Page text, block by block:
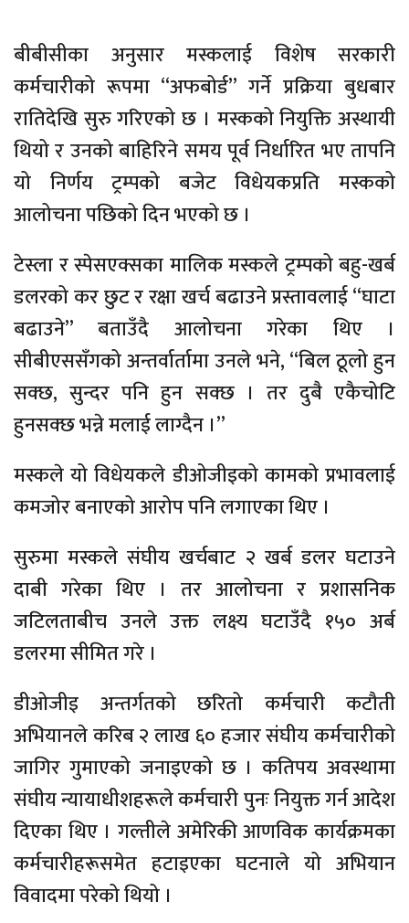
बीबीसीका अनुसार मस्कलाई विशेष सरकारी
कर्मचारीको रूपमा “अफबोर्ड” गर्ने प्रक्रिया बुधबार
रातिदेखि सुरु गरिएको छ । मस्कको नियुक्ति अस्थायी
थियो र उनको बाहिरिने समय पूर्व निर्धारित भए तापनि
यो निर्णय ट्रम्पको बजेट विधेयकप्रति मस्कको
आलोचना पछिको दिन भएको छ ।
टेस्ला र स्पेसएक्सका मालिक मस्कले ट्रम्पको बहु-खर्ब
डलरको कर छुट र रक्षा खर्च बढाउने प्रस्तावलाई “घाटा
बढाउने” बताउँदै आलोचना गरेका थिए ।
सीबीएससँगको अन्तर्वार्तामा उनले भने, “बिल ठूलो हुन
सक्छ, सुन्दर पनि हुन सक्छ । तर दुबै एकैचोटि
हुनसक्छ भन्ने मलाई लाग्दैन ।”
मस्कले यो विधेयकले डीओजीइको कामको प्रभावलाई
कमजोर बनाएको आरोप पनि लगाएका थिए ।
सुरुमा मस्कले संघीय खर्चबाट २ खर्ब डलर घटाउने
दाबी गरेका थिए । तर आलोचना र प्रशासनिक
जटिलताबीच उनले उक्त लक्ष्य घटाउँदै १५० अर्ब
डलरमा सीमित गरे ।
डीओजीइ अन्तर्गतको छरितो कर्मचारी कटौती
अभियानले करिब २ लाख ६० हजार संघीय कर्मचारीको
जागिर गुमाएको जनाइएको छ । कतिपय अवस्थामा
संघीय न्यायाधीशहरूले कर्मचारी पुनः नियुक्त गर्न आदेश
दिएका थिए । गल्तीले अमेरिकी आणविक कार्यक्रमका
कर्मचारीहरूसमेत हटाइएका घटनाले यो अभियान
विवादमा परेको थियो ।